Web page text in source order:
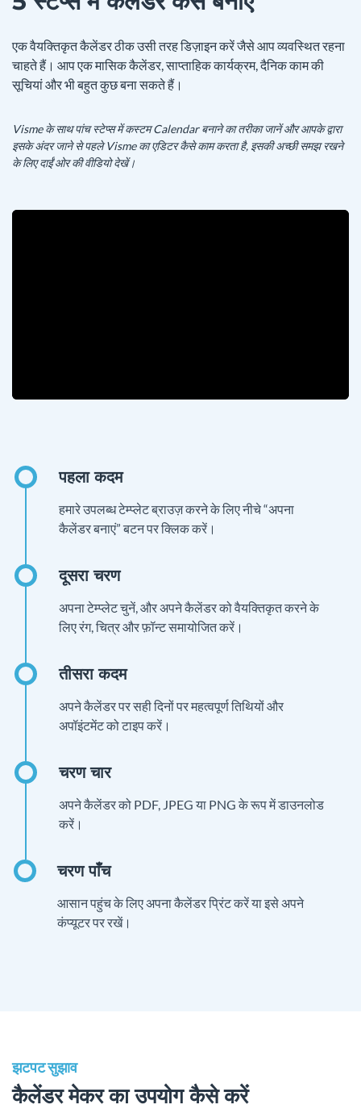
एक वैयक्तिकृत कैलेंडर ठीक उसी तरह डिज़ाइन करें जैसे आप व्यवस्थित रहना
चाहते हैं। आप एक मासिक कैलेंडर, साप्ताहिक कार्यक्रम, दैनिक काम की
सूचियां और भी बहुत कुछ बना सकते हैं।
Visme के साथ पांच स्टेप्स में कस्टम Calendar बनाने का तरीका जानें और आपके द्वारा
इसके अंदर जाने से पहले Visme का एडिटर कैसे काम करता है, इसकी अच्छी समझ रखने
के लिए दाईं ओर की वीडियो देखें।
हमारे उपलब्ध टेम्प्लेट ब्राउज़ करने के लिए नीचे “अपना
कैलेंडर बनाएं” बटन पर क्लिक करें।
अपना टेम्प्लेट चुनें, और अपने कैलेंडर को वैयक्तिकृत करने के
लिए रंग, चित्र और फ़ॉन्ट समायोजित करें।
अपने कैलेंडर पर सही दिनों पर महत्वपूर्ण तिथियों और
अपॉइंटमेंट को टाइप करें।
अपने कैलेंडर को PDF, JPEG या PNG के रूप में डाउनलोड
करें।
आसान पहुंच के लिए अपना कैलेंडर प्रिंट करें या इसे अपने
कंप्यूटर पर रखें।
झटपट सुझाव
कैलेंडर मेकर का उपयोग कैसे करें